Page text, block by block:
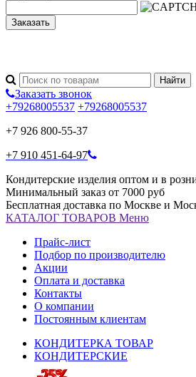
Заказать
Заказать звонок
+79268005537 +79268005537
+7 926 800-55-37
+7 910 451-64-97
Кондитерские изделия оптом и в
Минимальный заказ от 7000 руб
Бесплатная доставка по Москве и
КАТАЛОГ ТОВАРОВ Меню
Прайс-лист
Подбор по производителю
Акции
Оплата и доставка
Контакты
О компании
Постоянным клиентам
КОНДИТЕРКА ТОВАР
КОНДИТЕРСКИЕ